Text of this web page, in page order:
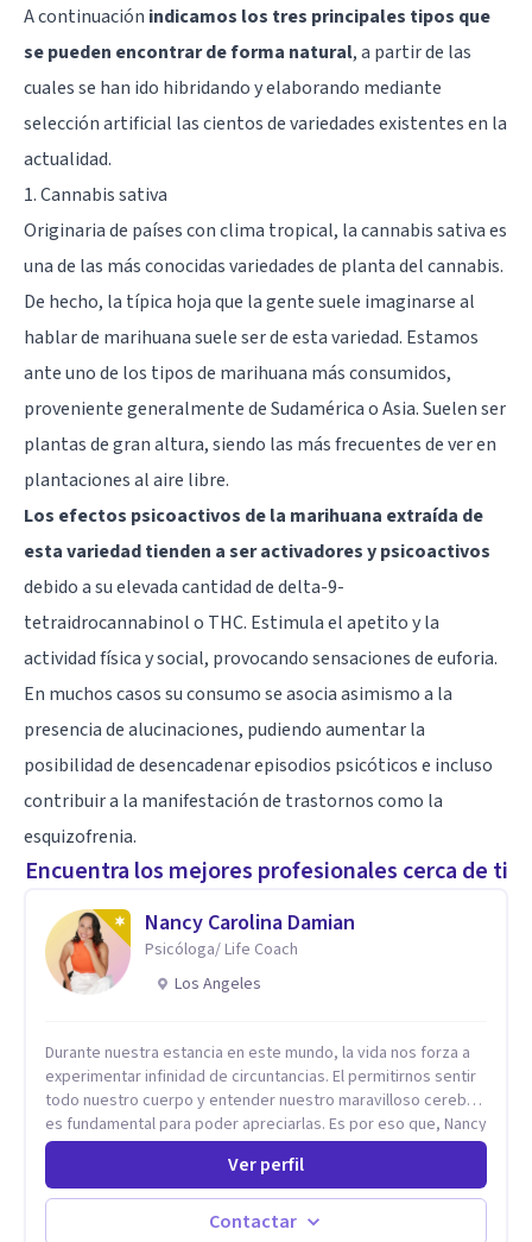
A continuación indicamos los tres principales tipos que
se pueden encontrar de forma natural, a partir de las
cuales se han ido hibridando y elaborando mediante
selección artificial las cientos de variedades existentes en la
actualidad.
1. Cannabis sativa
Originaria de países con clima tropical, la cannabis sativa es
una de las más conocidas variedades de planta del cannabis.
De hecho, la típica hoja que la gente suele imaginarse al
hablar de marihuana suele ser de esta variedad. Estamos
ante uno de los tipos de marihuana más consumidos,
proveniente generalmente de Sudamérica o Asia. Suelen ser
plantas de gran altura, siendo las más frecuentes de ver en
plantaciones al aire libre.
Los efectos psicoactivos de la marihuana extraída de
esta variedad tienden a ser activadores y psicoactivos
debido a su elevada cantidad de delta-9-
tetraidrocannabinol o THC. Estimula el apetito y la
actividad física y social, provocando sensaciones de euforia.
En muchos casos su consumo se asocia asimismo a la
presencia de alucinaciones, pudiendo aumentar la
posibilidad de desencadenar episodios psicóticos e incluso
contribuir a la manifestación de trastornos como la
esquizofrenia.
Encuentra los mejores profesionales cerca de ti
Nancy Carolina Damian
Psicóloga/ Life Coach
Los Angeles
Durante nuestra estancia en este mundo, la vida nos forza a
experimentar infinidad de circuntancias. El permitirnos sentir
todo nuestro cuerpo y entender nuestro maravilloso cerebro,
es fundamental para poder apreciarlas. Es por eso que, Nancy
Damian esta dispuesta a brindarte una mano amiga atravez de
herramientas fundamentales para crecer y fortalecer tu
mente, alma y SER. El cómo percibimos y manejamos
nuestros diarios sucesos es el detonator que nos lleva al
Ver perfil
Contactar